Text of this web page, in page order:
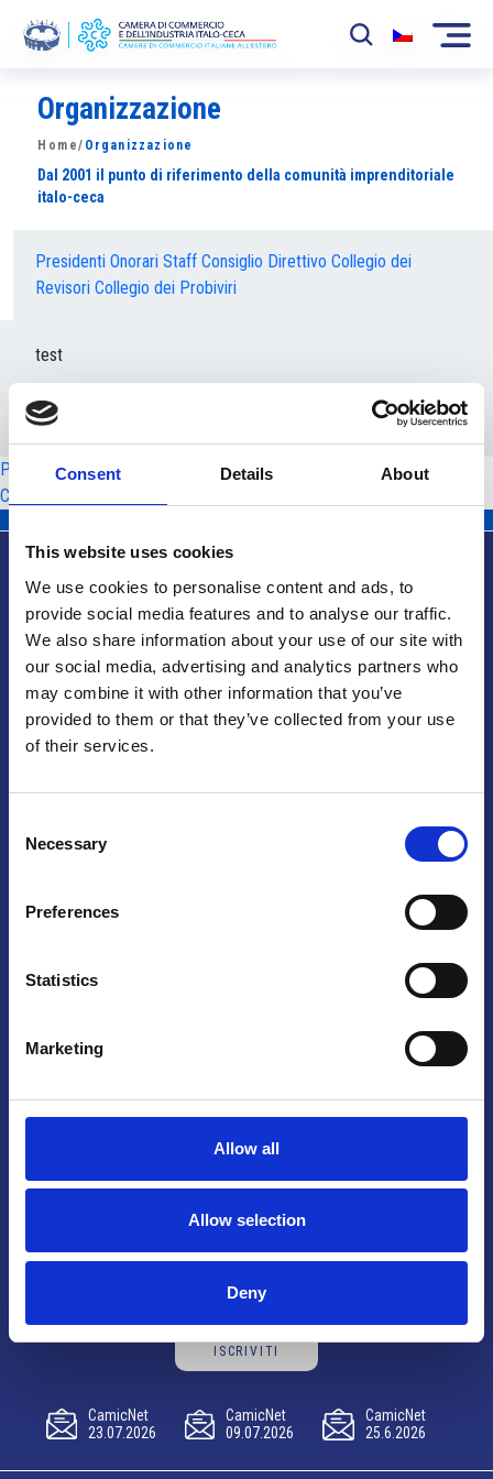
Consent Details About
This website uses cookies
We use cookies to personalise content and ads, to
provide social media features and to analyse our traffic.
We also share information about your use of our site with
our social media, advertising and analytics partners who
may combine it with other information that you’ve
provided to them or that they’ve collected from your use
of their services.
Selection
Necessary
Preferences
Statistics
Marketing
Allow all
Allow selection
Deny
La Camera
News
Eventi
Sviluppo Mercato
Partner
Progetti
Organizzazione
Home/ Organizzazione
Dal 2001 il punto di riferimento della comunità imprenditoriale
italo-ceca
Presidenti Onorari Staff Consiglio Direttivo Collegio dei
Revisori Collegio dei Probiviri
test
Presidenti Onorari Consiglio Direttivo
Collegio dei Revisori
Collegio dei Probiviri
Info utili
Tel:
incontro con un referente, si prega di scrivere a info@camic.cz
Tel:+420 548 136 340
Email:brno@camic.cz
Orari di apertura: su appuntamento
ISCRIVITI
CamicNet
23.07.2026
CamicNet
09.07.2026
CamicNet
25.6.2026